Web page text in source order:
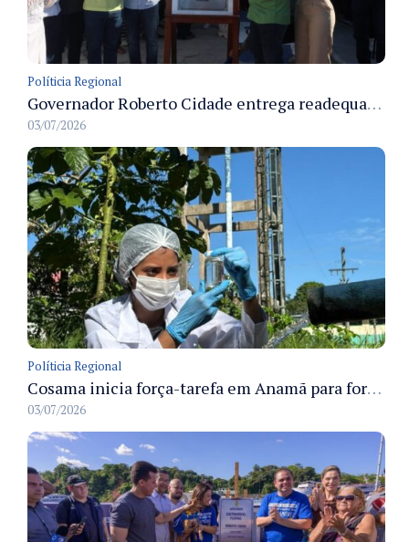
Políticia Regional
Governador Roberto Cidade entrega readequação do ambulatório da FCecon e amplia capacidade de atendimento oncológico em Manaus
03/07/2026
Políticia Regional
Cosama inicia força-tarefa em Anamã para fortalecer abastecimento de água e segurança hídrica da população
03/07/2026